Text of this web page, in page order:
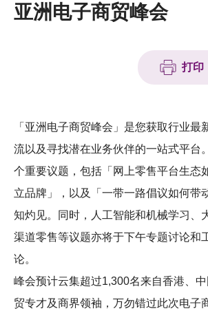
科技分享
会籍
亚洲电子商贸峰会
打印
「亚洲电子商贸峰会」是您获取行业最
流以及寻找潜在业务伙伴的一站式平台
个重要议题，包括「网上零售平台生态
立品牌」，以及「一带一路倡议如何带
知灼见。同时，人工智能和机械学习、
渠道零售等议题亦将于下午专题讨论和
论。
峰会预计云集超过1,300名来自香港、
贸专才及商界领袖，万勿错过此次电子